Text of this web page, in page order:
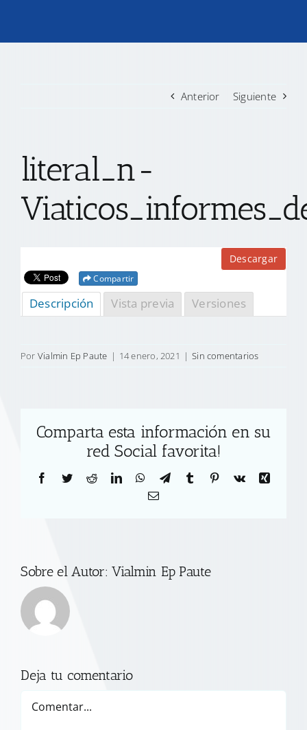
TRANSPARENCIA
CONTACTO
Anterior Siguiente
literal_n-
Descargar
Compartir
Descripción Vista previa Versiones
Por Vialmin Ep Paute | 14 enero, 2021 | Sin comentarios
Comparta esta información en su
red Social favorita!
Facebook
TwitterRedditLinkedInWhatsApp
TelegramTumblr Pinterest
Vk
Xing
Correo
Sobre el Autor:Vialmin Ep Paute
Deja tu comentario